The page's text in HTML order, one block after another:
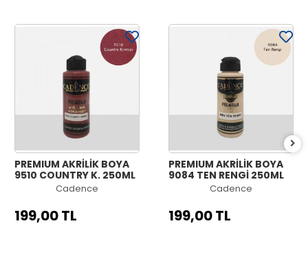
PREMIUM AKRİLİK BOYA
9510 COUNTRY K. 250ML
Cadence
199,00 TL
PREMIUM AKRİLİK BOYA
9084 TEN RENGİ 250ML
Cadence
199,00 TL